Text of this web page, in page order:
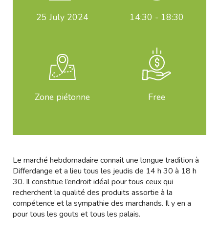
25 July 2024 14:30 - 18:30
Zone piétonne Free
Le marché hebdomadaire connait une longue tradition à
Differdange et a lieu tous les jeudis de 14 h 30 à 18 h
30. Il constitue l’endroit idéal pour tous ceux qui
recherchent la qualité des produits assortie à la
compétence et la sympathie des marchands. Il y en a
pour tous les gouts et tous les palais.